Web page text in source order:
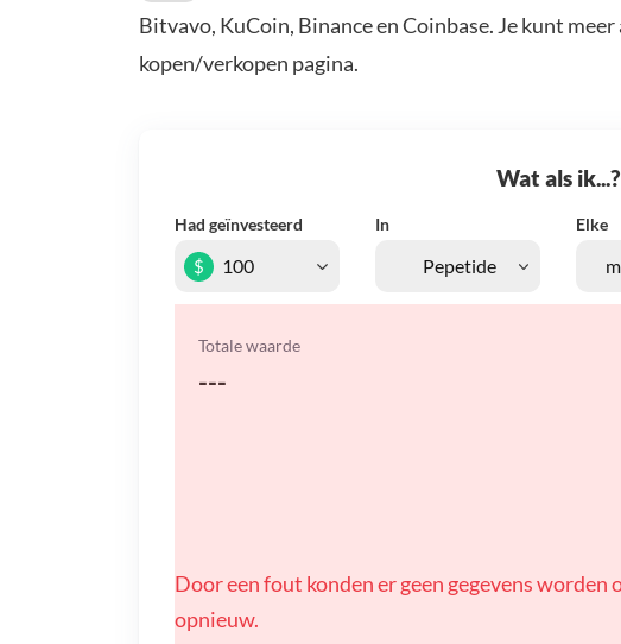
Bitvavo, KuCoin, Binance en Coinbase. Je kunt
kopen/verkopen pagina.
Wat als ik...?
Had geïnvesteerd In Elke
$
Totale waarde
---
Door een fout konden er geen gegevens
opnieuw.